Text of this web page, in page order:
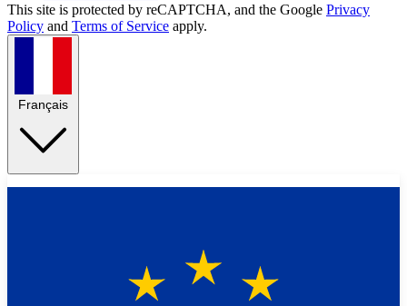
This site is protected by reCAPTCHA, and the Google Privacy
Policy and Terms of Service apply.
Français